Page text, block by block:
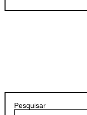
Pesquisar